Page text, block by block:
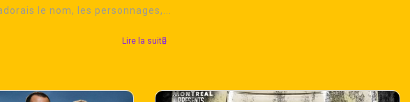
le nom, les personnages,...
Lire la suite